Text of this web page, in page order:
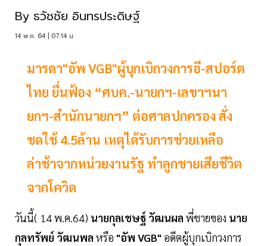
By ธวัชชัย อินทรประดิษฐ์
14 พ.ค. 64 | 07:14 น.
มารดา"อัพ VGB"ผู้บุกเบิกวงการอี-สปอร์ต
ไทย ยื่นฟ้อง “ศบค.-นายกฯ-เลขาฯนา
ยกฯ-สำนักนายกฯ” ต่อศาลปกครอง สั่ง
ชดใช้ 4.5ล้าน เหตุได้รับการช่วยเหลือ
ล่าช้าจากหน่วยงานรัฐ ทำลูกชายเสียชีวิต
จากโควิด
วันนี้( 14 พ.ค.64) นายกุลเชษฐ์ วัฒนผล พี่ชายของ นาย
กุลทรัพย์ วัฒนพล หรือ "อัพ VGB" อดีตผู้บุกเบิกวงการ